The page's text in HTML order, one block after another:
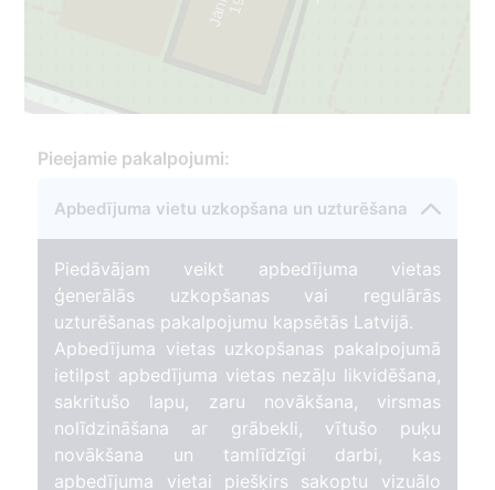
1
9
4
0
-
2
0
0
Pieejamie pakalpojumi:
Apbedījuma vietu uzkopšana un uzturēšana
Piedāvājam veikt apbedījuma vietas
ģenerālās uzkopšanas vai regulārās
uzturēšanas pakalpojumu kapsētās Latvijā.
Apbedījuma vietas uzkopšanas pakalpojumā
ietilpst apbedījuma vietas nezāļu likvidēšana,
sakritušo lapu, zaru novākšana, virsmas
nolīdzināšana ar grābekli, vītušo puķu
novākšana un tamlīdzīgi darbi, kas
apbedījuma vietai piešķirs sakoptu vizuālo